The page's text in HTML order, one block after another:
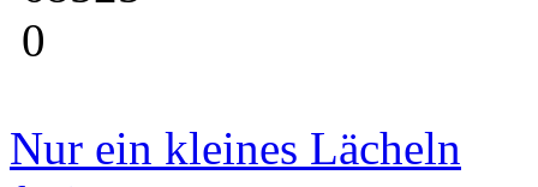
0
Nur ein kleines Lächeln